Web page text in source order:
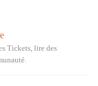
Tickets, lire des